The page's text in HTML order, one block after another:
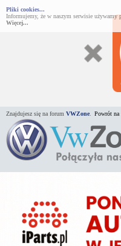
Pliki cookies...
Informujemy, że w naszym serwisie używamy
Więcej...
Znajdujesz się na forum VWZone Powrót na